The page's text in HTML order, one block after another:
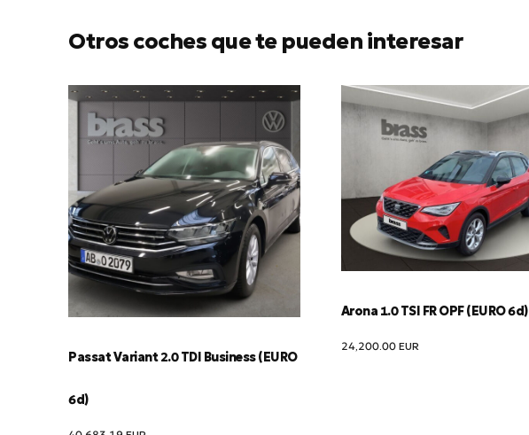
Otros coches que te pueden interesar
Passat Variant 2.0 TDI Business (EURO
6d)
Arona 1.0 TSI FR OPF (EURO 6d)
24,200.00 EUR